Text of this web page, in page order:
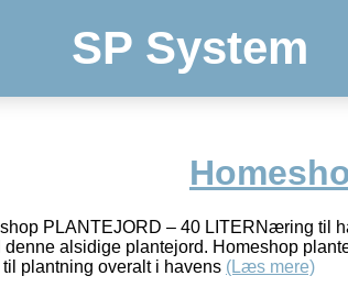
SP System
PLANTEJORD – 40 LITERNæring til
alsidige plantejord. Homeshop
plantning overalt i havens (Læs mere)